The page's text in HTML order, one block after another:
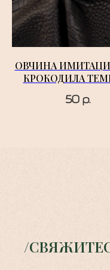
ОВЧИНА
КРОКОДИЛА
50 р.
/